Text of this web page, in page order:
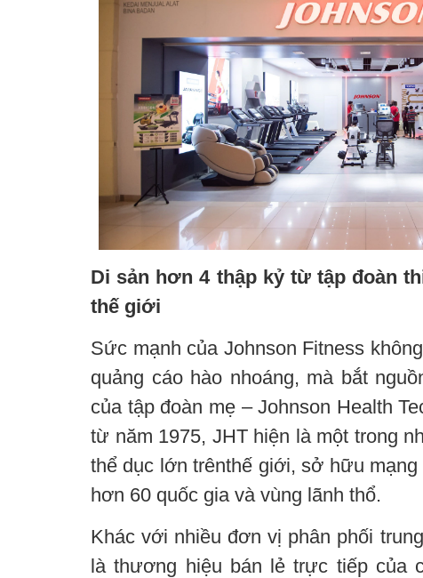
Di sản hơn 4 thập kỷ từ tập đoàn
thế giới
Sức mạnh của Johnson Fitness
quảng cáo hào nhoáng, mà bắt
của tập đoàn mẹ – Johnson Health
từ năm 1975, JHT hiện là một trong
thể dục lớn trênthế giới, sở hữu
hơn 60 quốc gia và vùng lãnh thổ.
Khác với nhiều đơn vị phân phối
là thương hiệu bán lẻ trực tiếp của